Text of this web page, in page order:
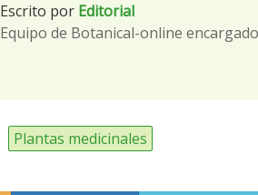
Escrito por Editorial
Equipo de Botanical-online
Plantas medicinales